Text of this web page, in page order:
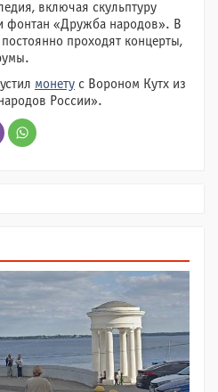
включая скульптуру
фонтан «Дружба народов». В
проходят концерты,
монету с Вороном Кутх из
России».